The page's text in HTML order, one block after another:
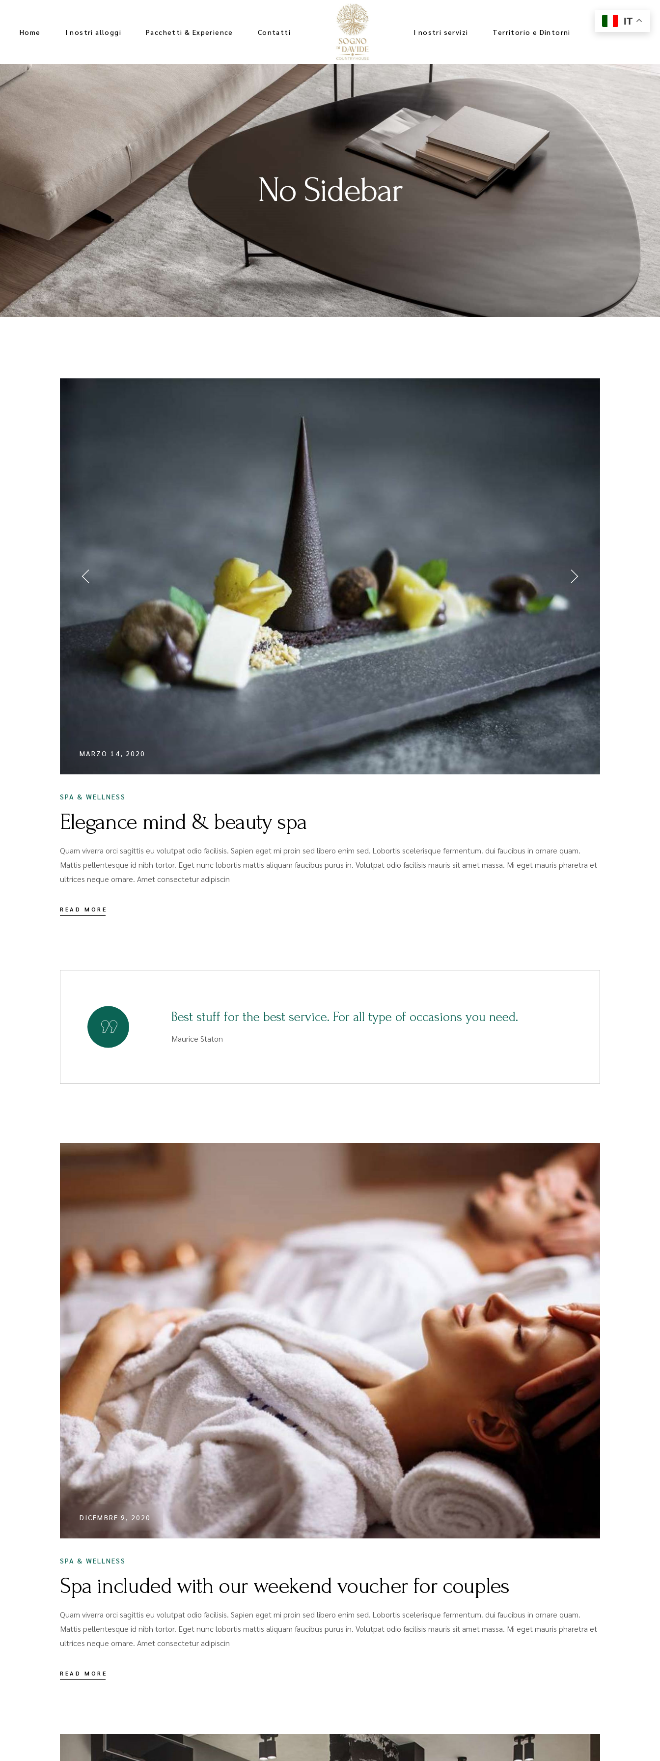
Home I nostri alloggi Pacchetti & Experience Contatti I nostri servizi Territorio e Dintorni
No Sidebar
MARZO 14, 2020
SPA & WELLNESS
Elegance mind & beauty spa
Quam viverra orci sagittis eu volutpat odio facilisis. Sapien eget mi proin sed libero enim sed. Lobortis scelerisque fermentum. dui faucibus in ornare quam.
Mattis pellentesque id nibh tortor. Eget nunc lobortis mattis aliquam faucibus purus in. Volutpat odio facilisis mauris sit amet massa. Mi eget mauris pharetra et
ultrices neque ornare. Amet consectetur adipiscin
READ MORE
Best stuff for the best service. For all type of occasions you need.
Maurice Staton
DICEMBRE 9, 2020
SPA & WELLNESS
Spa included with our weekend voucher for couples
Quam viverra orci sagittis eu volutpat odio facilisis. Sapien eget mi proin sed libero enim sed. Lobortis scelerisque fermentum. dui faucibus in ornare quam.
Mattis pellentesque id nibh tortor. Eget nunc lobortis mattis aliquam faucibus purus in. Volutpat odio facilisis mauris sit amet massa. Mi eget mauris pharetra et
ultrices neque ornare. Amet consectetur adipiscin
READ MORE
IT